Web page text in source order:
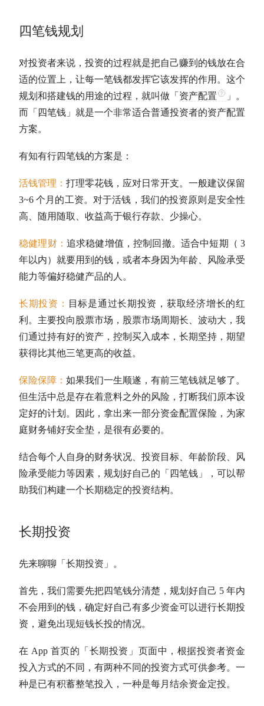
四笔钱规划
对投资者来说，投资的过程就是把自己赚到的钱放在合
适的位置上，让每一笔钱都发挥它该发挥的作用。这个
规划和搭建钱的用途的过程，就叫做「 资产配置
」。
而「四笔钱」就是一个非常适合普通投资者的资产配置
方案。
有知有行四笔钱的方案是：
活钱管理： 打理零花钱，应对日常开支。一般建议保留
3~6 个月的工资。对于活钱，我们的投资原则是安全性
高、随用随取、收益高于银行存款、少操心。
稳健理财： 追求稳健增值，控制回撤。适合中短期（ 3
年以内）就要用到的钱，或者本身因为年龄、风险承受
能力等偏好稳健产品的人。
长期投资 ： 目标是通过长期投资 ，获取经济增长的红
利。主要投向股票市场，股票市场周期长、波动大，我
们通过持有好的资产，控制买入成本，长期坚持，期望
获得比其他三笔更高的收益。
保险保障： 如果我们一生顺遂，有前三笔钱就足够了。
但生活中总是存在着意料之外的风险，打断我们原本设
定好的计划。因此，拿出来一部分资金配置保险，为家
庭财务铺好安全垫，是很有必要的。
结合每个人自身的财务状况、投资目标、年龄阶段、风
险承受能力等因素，规划好自己的「四笔钱」，可以帮
助我们构建一个长期稳定的投资结构。
长期投资
先来聊聊「 长期投资 」。
首先，我们需要先把四笔钱分清楚，规划好自己 5 年内
不会用到的钱，确定好自己有多少资金可以进行长期投
资 ，避免出现短钱长投的情况。
在 App 首页的「 长期投资 」页面中，根据投资者资金
投入方式的不同，有两种不同的投资方式可供参考。 一
种是已有积蓄整笔投入，一种是每月结余资金定投。